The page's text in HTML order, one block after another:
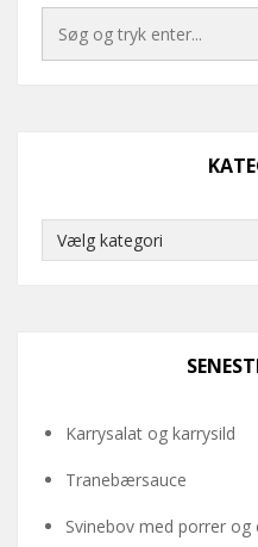
Kategorier
Karrysalat og karrysild
Tranebærsauce
Svinebov med porrer og